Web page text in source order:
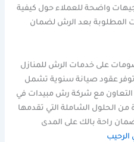
واضحة للعملاء حول كيفية
المطلوبة بعد الرش لضمان
على خدمات الرش للمنازل
توفر عقود صيانة سنوية تشمل
التعاون مع شركة رش مبيدات في
من الحلول الشاملة التي تقدمها
راحة بالك على المدى